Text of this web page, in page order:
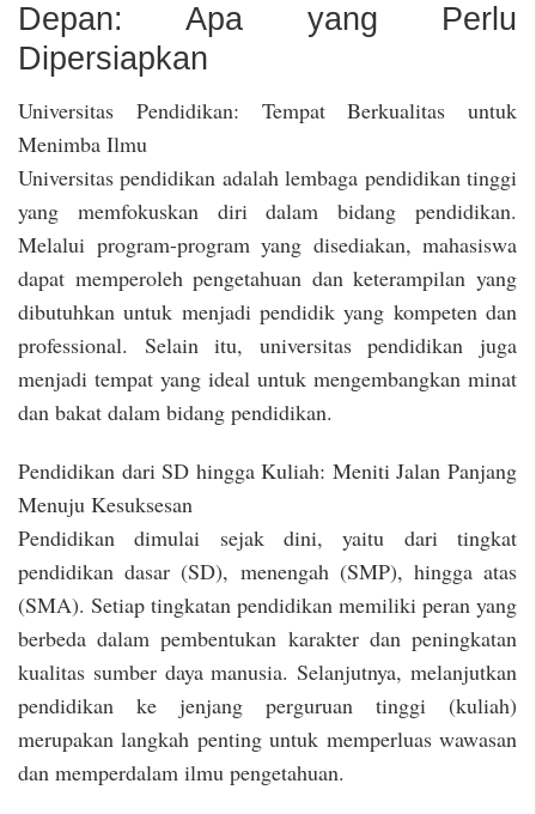
Depan: Apa yang Perlu
Dipersiapkan
Universitas Pendidikan: Tempat Berkualitas untuk
Menimba Ilmu
Universitas pendidikan adalah lembaga pendidikan tinggi
yang memfokuskan diri dalam bidang pendidikan.
Melalui program-program yang disediakan, mahasiswa
dapat memperoleh pengetahuan dan keterampilan yang
dibutuhkan untuk menjadi pendidik yang kompeten dan
professional. Selain itu, universitas pendidikan juga
menjadi tempat yang ideal untuk mengembangkan minat
dan bakat dalam bidang pendidikan.
Pendidikan dari SD hingga Kuliah: Meniti Jalan Panjang
Menuju Kesuksesan
Pendidikan dimulai sejak dini, yaitu dari tingkat
pendidikan dasar (SD), menengah (SMP), hingga atas
(SMA). Setiap tingkatan pendidikan memiliki peran yang
berbeda dalam pembentukan karakter dan peningkatan
kualitas sumber daya manusia. Selanjutnya, melanjutkan
pendidikan ke jenjang perguruan tinggi (kuliah)
merupakan langkah penting untuk memperluas wawasan
dan memperdalam ilmu pengetahuan.